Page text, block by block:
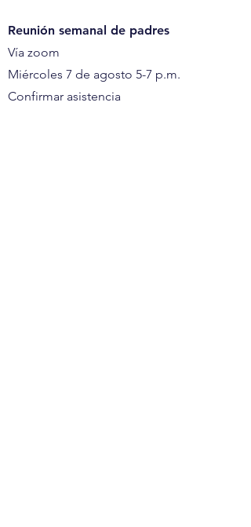
Reunión semanal de padres
Vía zoom
Miércoles 7 de agosto 5-7 p.m.
Confirmar asistencia